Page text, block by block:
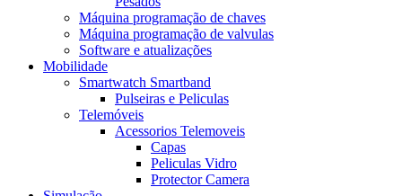
Máquina programação de chaves
Máquina programação de valvulas
Software e atualizações
Mobilidade
Smartwatch Smartband
Pulseiras e Peliculas
Telemóveis
Acessorios Telemoveis
Capas
Peliculas Vidro
Protector Camera